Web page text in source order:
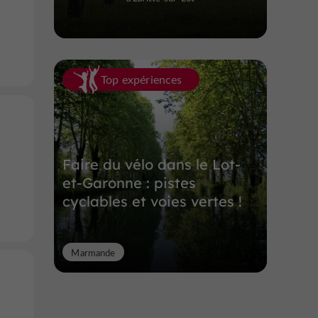
Top expériences
Faire du vélo dans le Lot-
et-Garonne : pistes
cyclables et voies vertes !
Marmande